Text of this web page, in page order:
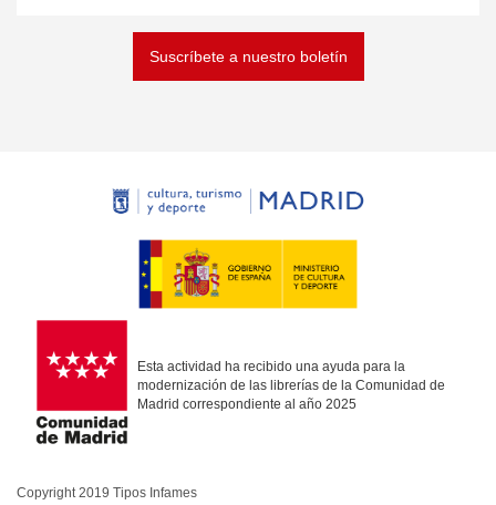
Suscríbete a nuestro boletín
Esta actividad ha recibido una ayuda para la
modernización de las librerías de la Comunidad de
Madrid correspondiente al año 2025
Copyright 2019 Tipos Infames